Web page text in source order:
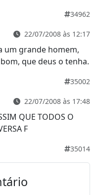
34962
22/07/2008 às 12:17
um grande homem,
que deus o tenha.
35002
22/07/2008 às 17:48
QUE TODOS O
F
35014